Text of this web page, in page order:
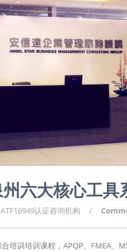
六大核心工具
认证咨询机构 /
培训培训课程，APQP、FMEA、